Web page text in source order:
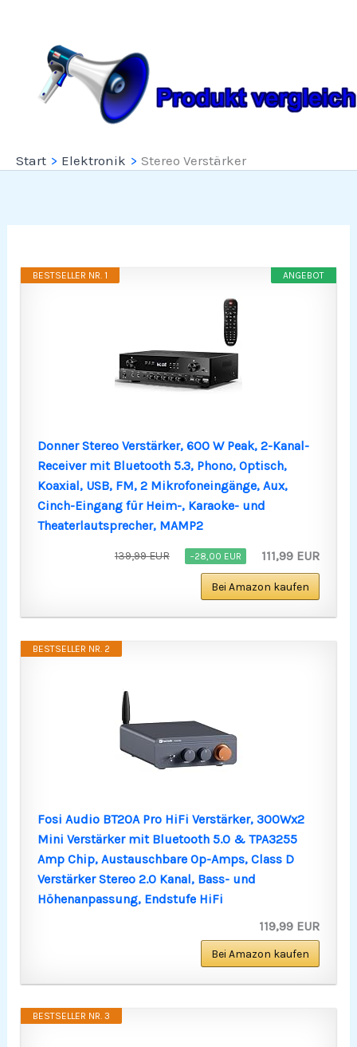
springen
Start Elektronik Stereo Verstärker
ANGEBOT
BESTSELLER NR. 1
Donner Stereo Verstärker, 600 W Peak, 2-Kanal-
Receiver mit Bluetooth 5.3, Phono, Optisch,
Koaxial, USB, FM, 2 Mikrofoneingänge, Aux,
Cinch-Eingang für Heim-, Karaoke- und
Theaterlautsprecher, MAMP2
139,99 EUR −28,00 EUR 111,99 EUR
Bei Amazon kaufen
BESTSELLER NR. 2
Fosi Audio BT20A Pro HiFi Verstärker, 300Wx2
Mini Verstärker mit Bluetooth 5.0 & TPA3255
Amp Chip, Austauschbare Op-Amps, Class D
Verstärker Stereo 2.0 Kanal, Bass- und
Höhenanpassung, Endstufe HiFi
119,99 EUR
Bei Amazon kaufen
BESTSELLER NR. 3